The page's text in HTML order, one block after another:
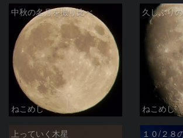
中秋の名月を撮り比べ
ねこめし
久しぶり
ねこめし
上っていく木星 １０/２８